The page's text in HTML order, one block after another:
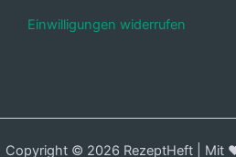
Einwilligungen widerrufen
Copyright © 2026 RezeptHeft | Mit